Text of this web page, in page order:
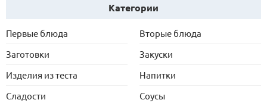
Категории
Первые блюда
Вторые блюда
Заготовки
Закуски
Изделия из теста
Напитки
Сладости
Соусы